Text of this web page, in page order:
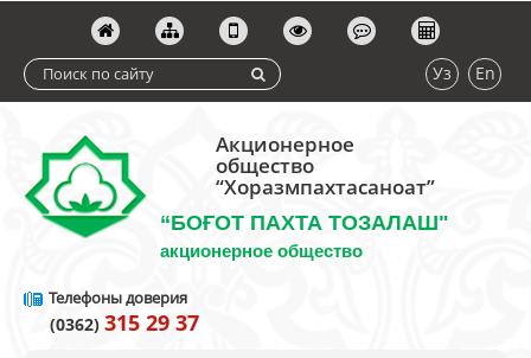
Уз En
Акционерное
общество
“Хоразмпахтасаноат”
“БОҒОТ ПАХТА ТОЗАЛАШ"
акционерное общество
Телефоны доверия
(0362) 315 29 37